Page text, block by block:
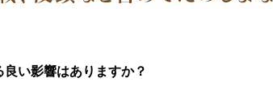
い影響はありますか？